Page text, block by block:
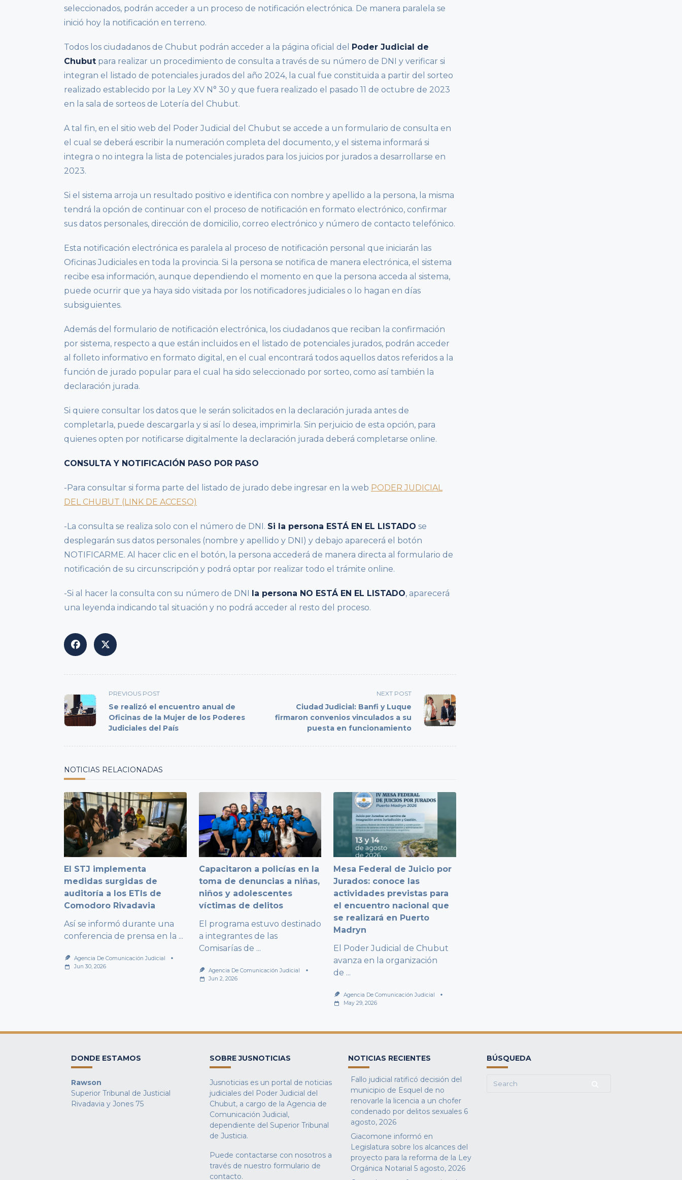
seleccionados, podrán acceder a un proceso de notificación electrónica. De manera paralela se
inició hoy la notificación en terreno.
Todos los ciudadanos de Chubut podrán acceder a la página oficial del Poder Judicial de
Chubut para realizar un procedimiento de consulta a través de su número de DNI y verificar si
integran el listado de potenciales jurados del año 2024, la cual fue constituida a partir del sorteo
realizado establecido por la Ley XV N° 30 y que fuera realizado el pasado 11 de octubre de 2023
en la sala de sorteos de Lotería del Chubut.
A tal fin, en el sitio web del Poder Judicial del Chubut se accede a un formulario de consulta en
el cual se deberá escribir la numeración completa del documento, y el sistema informará si
integra o no integra la lista de potenciales jurados para los juicios por jurados a desarrollarse en
2023.
Si el sistema arroja un resultado positivo e identifica con nombre y apellido a la persona, la misma
tendrá la opción de continuar con el proceso de notificación en formato electrónico, confirmar
sus datos personales, dirección de domicilio, correo electrónico y número de contacto telefónico.
Esta notificación electrónica es paralela al proceso de notificación personal que iniciarán las
Oficinas Judiciales en toda la provincia. Si la persona se notifica de manera electrónica, el sistema
recibe esa información, aunque dependiendo el momento en que la persona acceda al sistema,
puede ocurrir que ya haya sido visitada por los notificadores judiciales o lo hagan en días
subsiguientes.
Además del formulario de notificación electrónica, los ciudadanos que reciban la confirmación
por sistema, respecto a que están incluidos en el listado de potenciales jurados, podrán acceder
al folleto informativo en formato digital, en el cual encontrará todos aquellos datos referidos a la
función de jurado popular para el cual ha sido seleccionado por sorteo, como así también la
declaración jurada.
Si quiere consultar los datos que le serán solicitados en la declaración jurada antes de
completarla, puede descargarla y si así lo desea, imprimirla. Sin perjuicio de esta opción, para
quienes opten por notificarse digitalmente la declaración jurada deberá completarse online.
CONSULTA Y NOTIFICACIÓN PASO POR PASO
-Para consultar si forma parte del listado de jurado debe ingresar en la web PODER JUDICIAL
DEL CHUBUT (LINK DE ACCESO)
-La consulta se realiza solo con el número de DNI. Si la persona ESTÁ EN EL LISTADO se
desplegarán sus datos personales (nombre y apellido y DNI) y debajo aparecerá el botón
NOTIFICARME. Al hacer clic en el botón, la persona accederá de manera directa al formulario de
notificación de su circunscripción y podrá optar por realizar todo el trámite online.
-Si al hacer la consulta con su número de DNI la persona NO ESTÁ EN EL LISTADO, aparecerá
una leyenda indicando tal situación y no podrá acceder al resto del proceso.
<span
class="nav-
subtitle
screen-
PREVIOUS POST
Se realizó el encuentro anual de
Oficinas de la Mujer de los Poderes
Judiciales del País
NEXT POST
Ciudad Judicial: Banfi y Luque
firmaron convenios vinculados a su
puesta en funcionamiento
NOTICIAS RELACIONADAS
El STJ implementa
medidas surgidas de
auditoría a los ETIs de
Comodoro Rivadavia
Así se informó durante una
conferencia de prensa en la ...
Agencia De Comunicación Judicial
Jun 30, 2026
Capacitaron a policías en la
toma de denuncias a niñas,
niños y adolescentes
víctimas de delitos
El programa estuvo destinado
a integrantes de las
Comisarías de ...
Agencia De Comunicación Judicial
Jun 2, 2026
Mesa Federal de Juicio por
Jurados: conoce las
actividades previstas para
el encuentro nacional que
se realizará en Puerto
Madryn
El Poder Judicial de Chubut
avanza en la organización
de ...
Agencia De Comunicación Judicial
May 29, 2026
DONDE ESTAMOS
Rawson
Superior Tribunal de Justicial
Rivadavia y Jones 75
SOBRE JUSNOTICIAS
Jusnoticias es un portal de noticias
judiciales del Poder Judicial del
Chubut, a cargo de la Agencia de
Comunicación Judicial,
dependiente del Superior Tribunal
de Justicia.
Puede contactarse con nosotros a
través de nuestro formulario de
contacto.
NOTICIAS RECIENTES
Fallo judicial ratificó decisión del
municipio de Esquel de no
renovarle la licencia a un chofer
condenado por delitos sexuales 6
agosto, 2026
Giacomone informó en
Legislatura sobre los alcances del
proyecto para la reforma de la Ley
Orgánica Notarial 5 agosto, 2026
BÚSQUEDA
Search